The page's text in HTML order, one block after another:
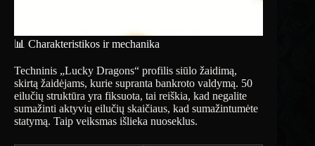
📊 Charakteristikos ir mechanika
Techninis „Lucky Dragons“ profilis siūlo žaidimą,
skirtą žaidėjams, kurie supranta bankroto valdymą. 50
eilučių struktūra yra fiksuota, tai reiškia, kad negalite
sumažinti aktyvių eilučių skaičiaus, kad sumažintumėte
statymą. Taip veiksmas išlieka nuoseklus.